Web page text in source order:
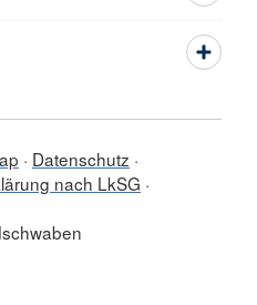
Datenschutz
nach LkSG